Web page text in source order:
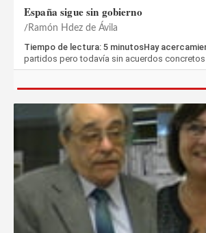
España sigue sin gobierno
Ramón Hdez de Ávila
Tiempo de lectura: 5 minutosHay
partidos pero todavía sin acuerdos